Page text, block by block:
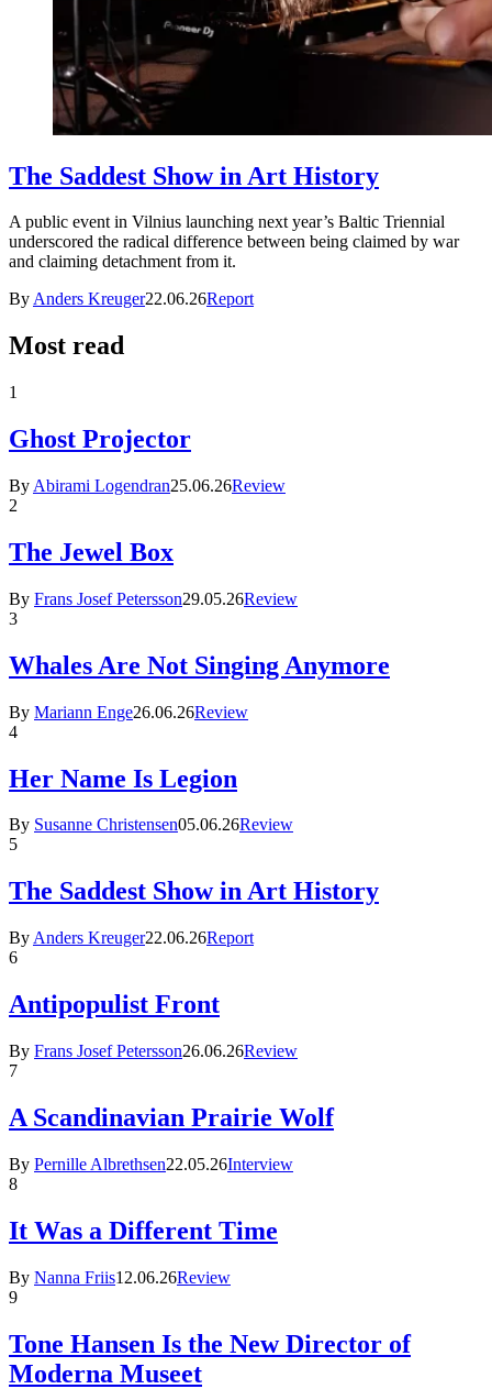
The Saddest Show in Art History
A public event in Vilnius launching next year’s Baltic Triennial
underscored the radical difference between being claimed by war
and claiming detachment from it.
ByAnders Kreuger22.06.26Report
Most read
1
Ghost Projector
By Abirami Logendran25.06.26Review
2
The Jewel Box
By Frans Josef Petersson29.05.26Review
3
Whales Are Not Singing Anymore
By Mariann Enge26.06.26Review
4
Her Name Is Legion
By Susanne Christensen05.06.26Review
5
The Saddest Show in Art History
By Anders Kreuger22.06.26Report
6
Antipopulist Front
By Frans Josef Petersson26.06.26Review
7
A Scandinavian Prairie Wolf
By Pernille Albrethsen22.05.26Interview
8
It Was a Different Time
By Nanna Friis12.06.26Review
9
Tone Hansen Is the New Director of
Moderna Museet